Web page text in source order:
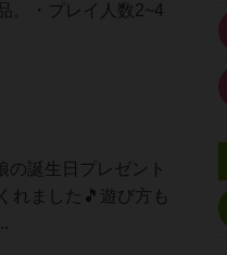
。・プレイ人数2~4
の誕生日プレゼント
れました🎵遊び方も